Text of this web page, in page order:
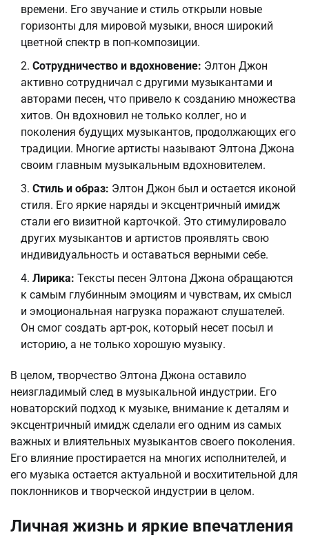
времени. Его звучание и стиль открыли новые
горизонты для мировой музыки, внося широкий
цветной спектр в поп-композиции.
Сотрудничество и вдохновение: Элтон Джон
активно сотрудничал с другими музыкантами и
авторами песен, что привело к созданию множества
хитов. Он вдохновил не только коллег, но и
поколения будущих музыкантов, продолжающих его
традиции. Многие артисты называют Элтона Джона
своим главным музыкальным вдохновителем.
Стиль и образ: Элтон Джон был и остается иконой
стиля. Его яркие наряды и эксцентричный имидж
стали его визитной карточкой. Это стимулировало
других музыкантов и артистов проявлять свою
индивидуальность и оставаться верными себе.
Лирика: Тексты песен Элтона Джона обращаются
к самым глубинным эмоциям и чувствам, их смысл
и эмоциональная нагрузка поражают слушателей.
Он смог создать арт-рок, который несет посыл и
историю, а не только хорошую музыку.
В целом, творчество Элтона Джона оставило
неизгладимый след в музыкальной индустрии. Его
новаторский подход к музыке, внимание к деталям и
эксцентричный имидж сделали его одним из самых
важных и влиятельных музыкантов своего поколения.
Его влияние простирается на многих исполнителей, и
его музыка остается актуальной и восхитительной для
поклонников и творческой индустрии в целом.
Личная жизнь и яркие впечатления